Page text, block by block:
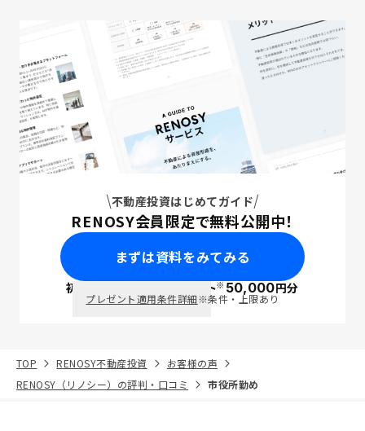
不動産投資はじめてガイド
RENOSY会員限定で無料公開中！
まずは資料をみてみる
初回面談で ポイント※50,000円分
プレゼント適用条件詳細※条件・上限あり
TOP RENOSY不動産投資
お客様の声
RENOSY（リノシー）の評判・口コミ
市役所勤め